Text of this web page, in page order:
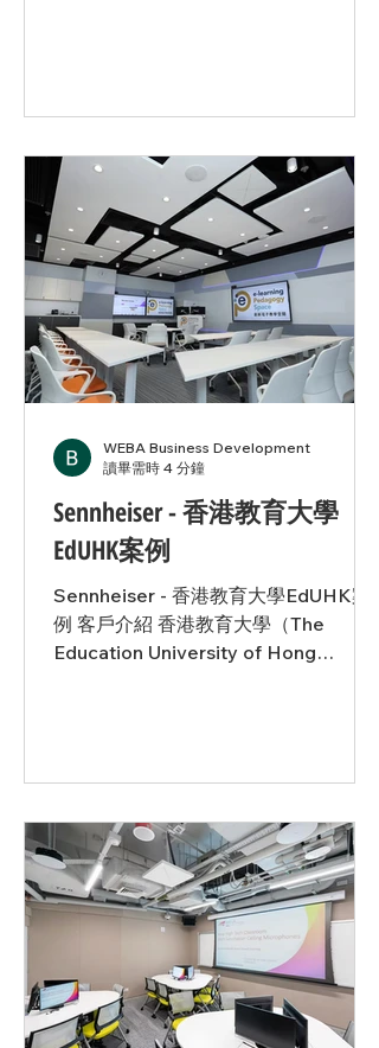
音訊設備，不僅需要音質清晰、傳輸穩
定、操作方便，還需要聲音無縫融入不
同的房間類型和教學場景。 森海塞爾
TeamConnect Ceiling 2 (TCC2) 天花
板陣列麥克風解決方案 面臨的挑戰 學
校面臨的主要挑戰是如何在各種不同的
教學和會議環境中，提供一致且高質量
的聲音傳輸。 尤其是在迎合遠程教學和
國際會議的需求增加的當下，需要一種
用場景 解決方案 TCC 2採用動態波束成
形技術，能自動追蹤發言人的位置並實
時切換不同發言人，大大提升課堂體驗
和靈活度 Sennheiser TCC 2 天花板陣
列麥克風的採用，正是基於其卓越的動
態波束成形技術，能夠適時定位並追蹤
講話者的位置，確保聲音始終清晰可
聞。技術的高靈
Sennheiser - 香港教育大學
EdUHK案例
Sennheiser - 香港教育大學EdUHK案
例 客戶介紹 香港教育大學（The
Education University of Hong
公頃，服務超過 7,600 名學生，以及
1,700 多名教職員。 森海塞爾
TeamConnect Ceiling 2 提升香港教育
大學的混合式學習體驗 挑戰 香港教育
大學（EdUHK）在提供高品質混合式
學習體驗時面臨困難，原因在於教室內
的 音訊設備過時。原有的配置僅配備
單一麥克風，需要在師生間傳遞使用，
WEBA Business Development
讀畢需時 4 分鐘